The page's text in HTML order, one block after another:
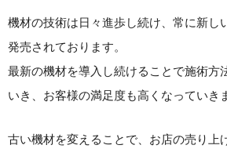
機材の技術は日々進歩し続け、常に新し
発売されております。
最新の機材を導入し続けることで施術方
いき、お客様の満足度も高くなっていき
古い機材を変えることで、お店の売り上